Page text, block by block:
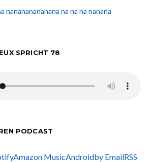
nanananananana na na na nanana
SPRICHT 78
PODCAST
Amazon MusicAndroidby EmailRSS